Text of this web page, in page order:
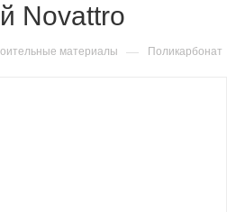
Novattro
материалы — Поликарбонат